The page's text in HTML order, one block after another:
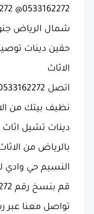
0533162272@ 0533162272 من الاثاث
شمال الرياض
حقين دينات
الاثاث
اتصل 0533162272 📦 0533162272☎️
نظيف بيتك من
دينات تشيل
بالرياض من
النسيم حي وادي
قم بنسخ رقم 0533162272
تواصل معنا عبر